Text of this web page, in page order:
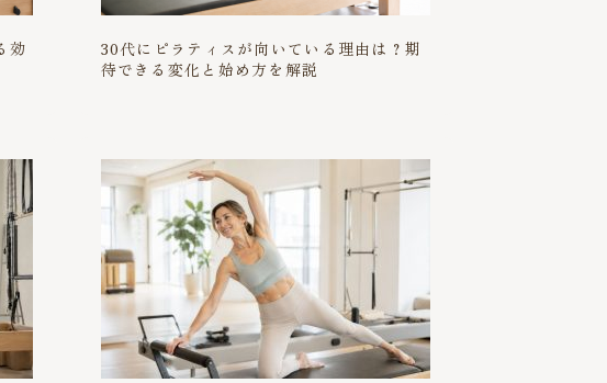
効
30代にピラティスが向いている理由は？期
待できる変化と始め方を解説